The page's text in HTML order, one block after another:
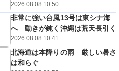
26
m/s
26
1m/s
27
1 m/s 2m/s 2m/s
2026.08.08 10:50
非常に強い台風13号は東シナ海
へ 動きが鈍く沖縄は荒天長引く
2026.08.08 10:41
北海道は本降りの雨 厳しい暑さ
は和らぐ